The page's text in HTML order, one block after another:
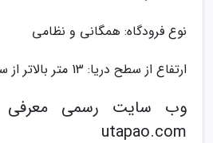
نوع فرودگاه: همگانی و نظامی
ارتفاع از سطح دریا: 13 متر بالاتر از سطح دریا
وب سایت رسمی معرفی
utapao.com